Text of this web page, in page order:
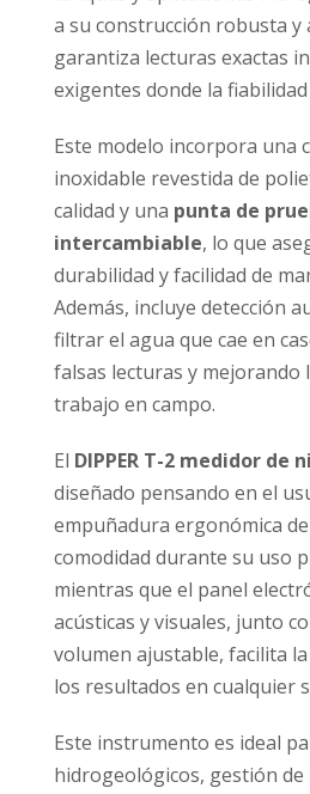
a su construcción robusta y
garantiza lecturas exactas
exigentes donde la
Este modelo incorpora una
inoxidable revestida de
calidad y una punta de
intercambiable, lo que
durabilidad y facilidad de
Además, incluye detección
filtrar el agua que cae en
falsas lecturas y mejorando
trabajo en campo.
El DIPPER T-2 medidor de
diseñado pensando en el
empuñadura ergonómica
comodidad durante su uso
mientras que el panel
acústicas y visuales, junto
volumen ajustable, facilita
los resultados en cualquier
Este instrumento es ideal
hidrogeológicos, gestión